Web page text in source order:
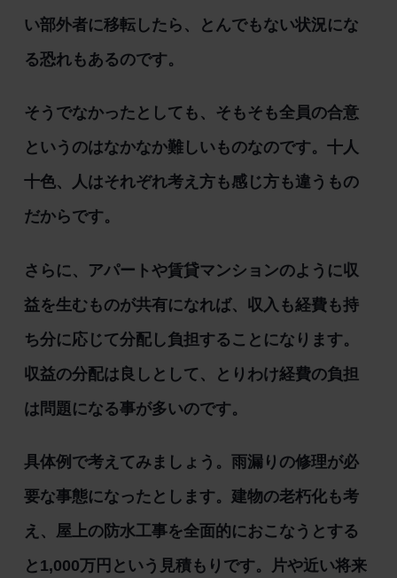
い部外者に移転したら、とんでもない状況にな
る恐れもあるのです。
そうでなかったとしても、そもそも全員の合意
というのはなかなか難しいものなのです。十人
十色、人はそれぞれ考え方も感じ方も違うもの
だからです。
さらに、アパートや賃貸マンションのように収
益を生むものが共有になれば、収入も経費も持
ち分に応じて分配し負担することになります。
収益の分配は良しとして、とりわけ経費の負担
は問題になる事が多いのです。
具体例で考えてみましょう。雨漏りの修理が必
要な事態になったとします。建物の老朽化も考
え、屋上の防水工事を全面的におこなうとする
と1,000万円という見積もりです。片や近い将来